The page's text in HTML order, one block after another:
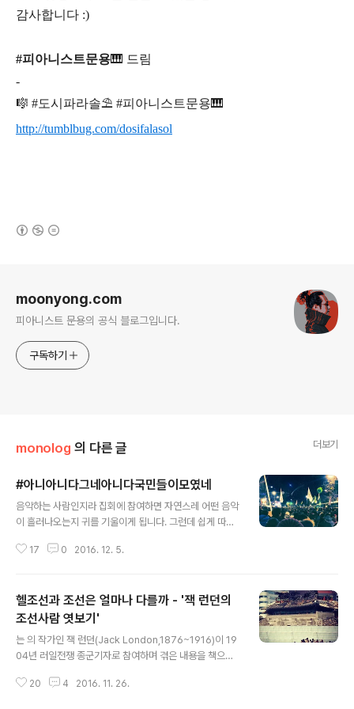
감사합니다 :)
#피아니스트문용🎹 드림
-
🎼 #도시파라솔⛱ #피아니스트문용🎹
http://tumblbug.com/dosifalasol
moonyong.com
피아니스트 문용의 공식 블로그입니다.
구독하기
monolog 의 다른 글 더보기
#아니아니다그네아니다국민들이모였네
음악하는 사람인지라 집회에 참여하면 자연스레 어떤 음악
이 흘러나오는지 귀를 기울이게 됩니다. 그런데 쉽게 따라
람들이 하나되어 외칠 노래가 아쉽다는 생각이 들었습니
관련기사 : 촛불집회에서 '아리랑 헬미넴'이 부른 '아니아니
다 그네 아니다'는 정말 엄청나다 (동영상) http://www.h
uffingtonpost.kr/2016/11/27/story_n_13249306.
html 위 기사를 접하고서 가려운 곳을 속시원하게 긁어주
시는 그 센스에 반했던 터라, 내심 이 분을 실제로 뵈면 좋
겠다 기대하고 있었습니다. 아니나다를까, 지난 12월 ..
17 0 2016. 12. 5.
헬조선과 조선은 얼마나 다를까 - '잭 런던의
조선사람 엿보기'
는 의 작가인 잭 런던(Jack London,1876~1916)이 19
04년 러일전쟁 종군기자로 참여하며 겪은 내용을 책으로
만 제3자의 눈으로 당시의 상황을 엿볼 수 있다는 점에서
20 4 2016. 11. 26.